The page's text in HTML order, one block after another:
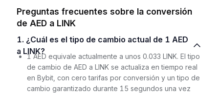
Preguntas frecuentes sobre la conversión
de AED a LINK
1. ¿Cuál es el tipo de cambio actual de 1 AED
a LINK?
1 AED equivale actualmente a unos 0.033 LINK. El tipo
de cambio de AED a LINK se actualiza en tiempo real
en Bybit, con cero tarifas por conversión y un tipo de
cambio garantizado durante 15 segundos una vez